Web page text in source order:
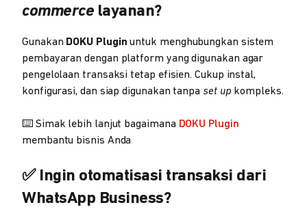
commerce layanan?
Gunakan DOKU Plugin untuk menghubungkan sistem
pembayaran dengan platform yang digunakan agar
pengelolaan transaksi tetap efisien. Cukup instal,
konfigurasi, dan siap digunakan tanpa set up kompleks.
⌨️ Simak lebih lanjut bagaimana DOKU Plugin
membantu bisnis Anda
✅ Ingin otomatisasi transaksi dari
WhatsApp Business?